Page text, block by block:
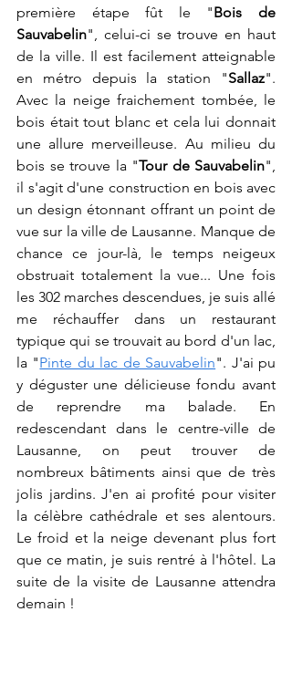
première étape fût le "Bois de
Sauvabelin", celui-ci se trouve en haut
de la ville. Il est facilement atteignable
en métro depuis la station "Sallaz".
Avec la neige fraichement tombée, le
bois était tout blanc et cela lui donnait
une allure merveilleuse. Au milieu du
bois se trouve la "Tour de Sauvabelin",
il s'agit d'une construction en bois avec
un design étonnant offrant un point de
vue sur la ville de Lausanne. Manque de
chance ce jour-là, le temps neigeux
obstruait totalement la vue... Une fois
les 302 marches descendues, je suis allé
me réchauffer dans un restaurant
typique qui se trouvait au bord d'un lac,
la "Pinte du lac de Sauvabelin". J'ai pu
y déguster une délicieuse fondu avant
de reprendre ma balade. En
redescendant dans le centre-ville de
Lausanne, on peut trouver de
nombreux bâtiments ainsi que de très
jolis jardins. J'en ai profité pour visiter
la célèbre cathédrale et ses alentours.
Le froid et la neige devenant plus fort
que ce matin, je suis rentré à l'hôtel. La
suite de la visite de Lausanne attendra
demain !